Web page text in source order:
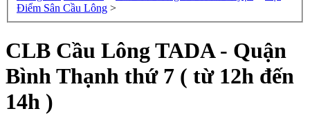
Điểm Sân Cầu Lông >
CLB Cầu Lông TADA - Quận
Bình Thạnh thứ 7 ( từ 12h đến
14h )